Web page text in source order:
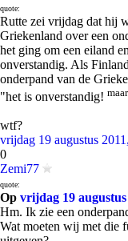
quote:
Rutte zei vrijdag dat hij
Griekenland over een
het ging om een eiland
onverstandig. Als
onderpand van de
"het is onverstandig!
wtf?
vrijdag 19 augustus
0
Zemi77
quote:
Op vrijdag 19 augustus
Hm. Ik zie een
Wat moeten wij met die